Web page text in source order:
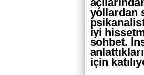
yollardan
iyi
sohbet.
için